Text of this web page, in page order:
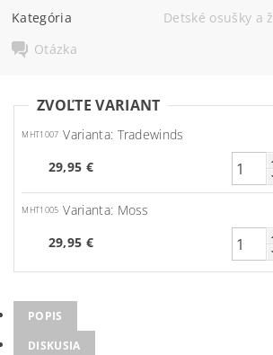
Kategória
Detské osušky a
Otázka
ZVOĽTE VARIANT
MHT1007 Varianta: Tradewinds
29,95 €
MHT1005 Varianta: Moss
29,95 €
POPIS
DISKUSIA